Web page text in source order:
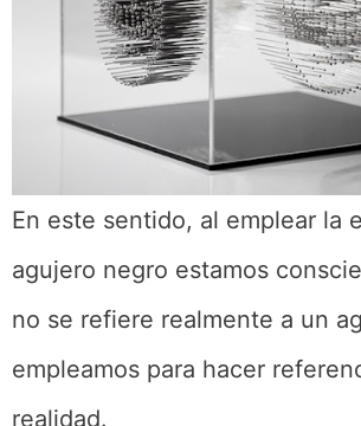
En este sentido, al emplear la
agujero negro estamos
no se refiere realmente a un
empleamos para hacer
realidad.